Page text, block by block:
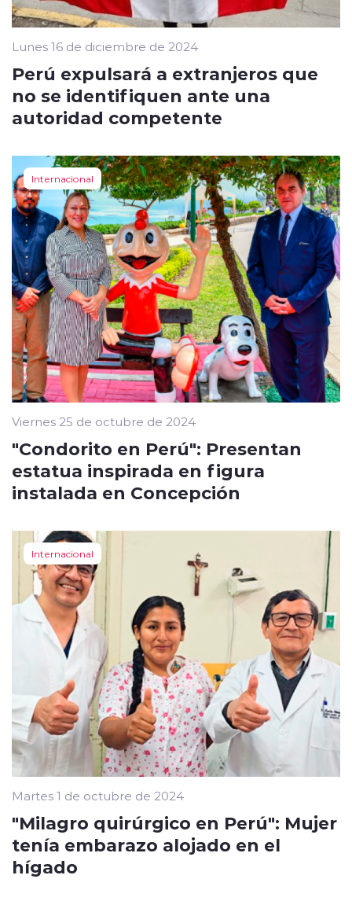
Lunes 16 de diciembre de 2024
Perú expulsará a extranjeros que
no se identifiquen ante una
autoridad competente
Internacional
Viernes 25 de octubre de 2024
"Condorito en Perú": Presentan
estatua inspirada en figura
instalada en Concepción
Internacional
Martes 1 de octubre de 2024
"Milagro quirúrgico en Perú": Mujer
tenía embarazo alojado en el
hígado